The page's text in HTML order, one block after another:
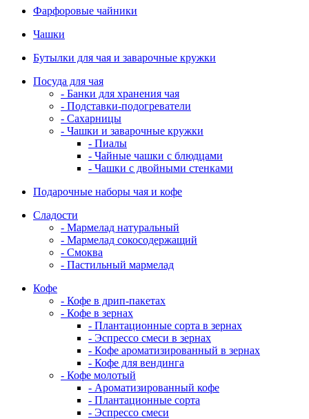
Фарфоровые чайники
Чашки
Бутылки для чая и заварочные кружки
Посуда для чая
- Банки для хранения чая
- Подставки-подогреватели
- Сахарницы
- Чашки и заварочные кружки
- Пиалы
- Чайные чашки с блюдцами
- Чашки с двойными стенками
Подарочные наборы чая и кофе
Сладости
- Мармелад натуральный
- Мармелад сокосодержащий
- Смоква
- Пастильный мармелад
Кофе
- Кофе в дрип-пакетах
- Кофе в зернах
- Плантационные сорта в зернах
- Эспрессо смеси в зернах
- Кофе ароматизированный в зернах
- Кофе для вендинга
- Кофе молотый
- Ароматизированный кофе
- Плантационные сорта
- Эспрессо смеси